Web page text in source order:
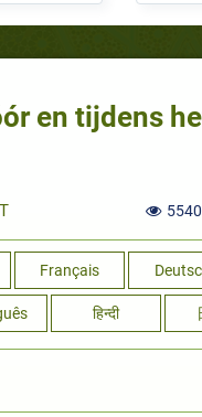
en tijdens
Français
हिन्दी